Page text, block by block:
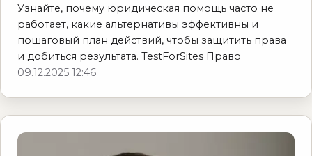
Узнайте, почему юридическая помощь часто не
работает, какие альтернативы эффективны и
пошаговый план действий, чтобы защитить права
и добиться результата. TestForSites Право
09.12.2025 12:46